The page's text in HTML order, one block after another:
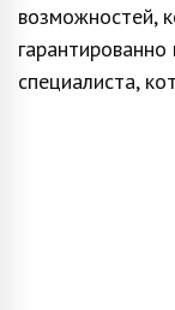
возможностей,
специалиста,